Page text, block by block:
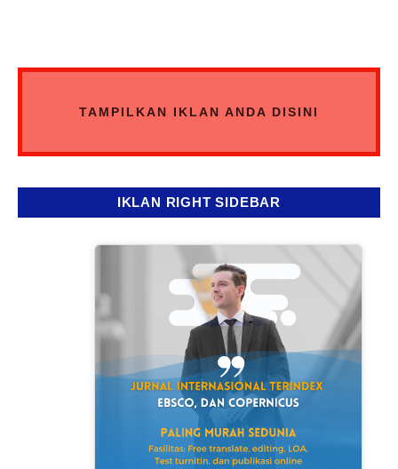
TAMPILKAN IKLAN ANDA DISINI
IKLAN RIGHT SIDEBAR